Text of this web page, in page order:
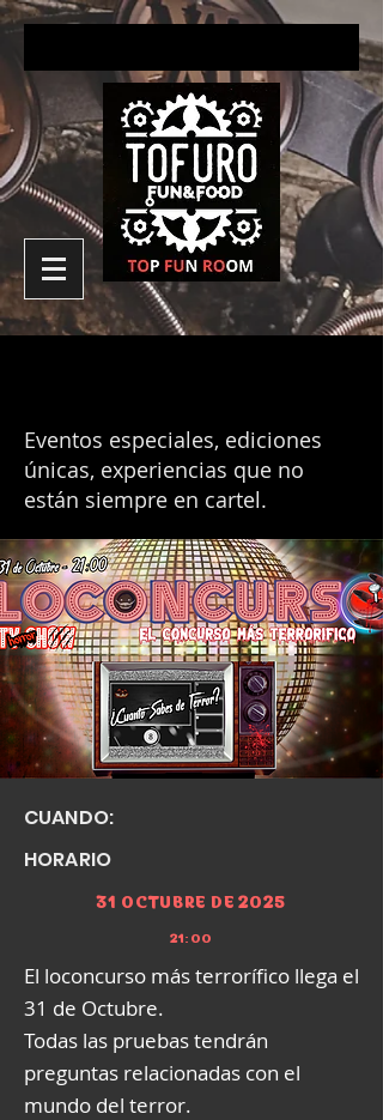
Eventos especiales, ediciones
únicas, experiencias que no
están siempre en cartel.
CUANDO:
HORARIO
31 OCTUBRE DE 2025
21:00
El loconcurso más terrorífico llega el
31 de Octubre.
Todas las pruebas tendrán
preguntas relacionadas con el
mundo del terror.